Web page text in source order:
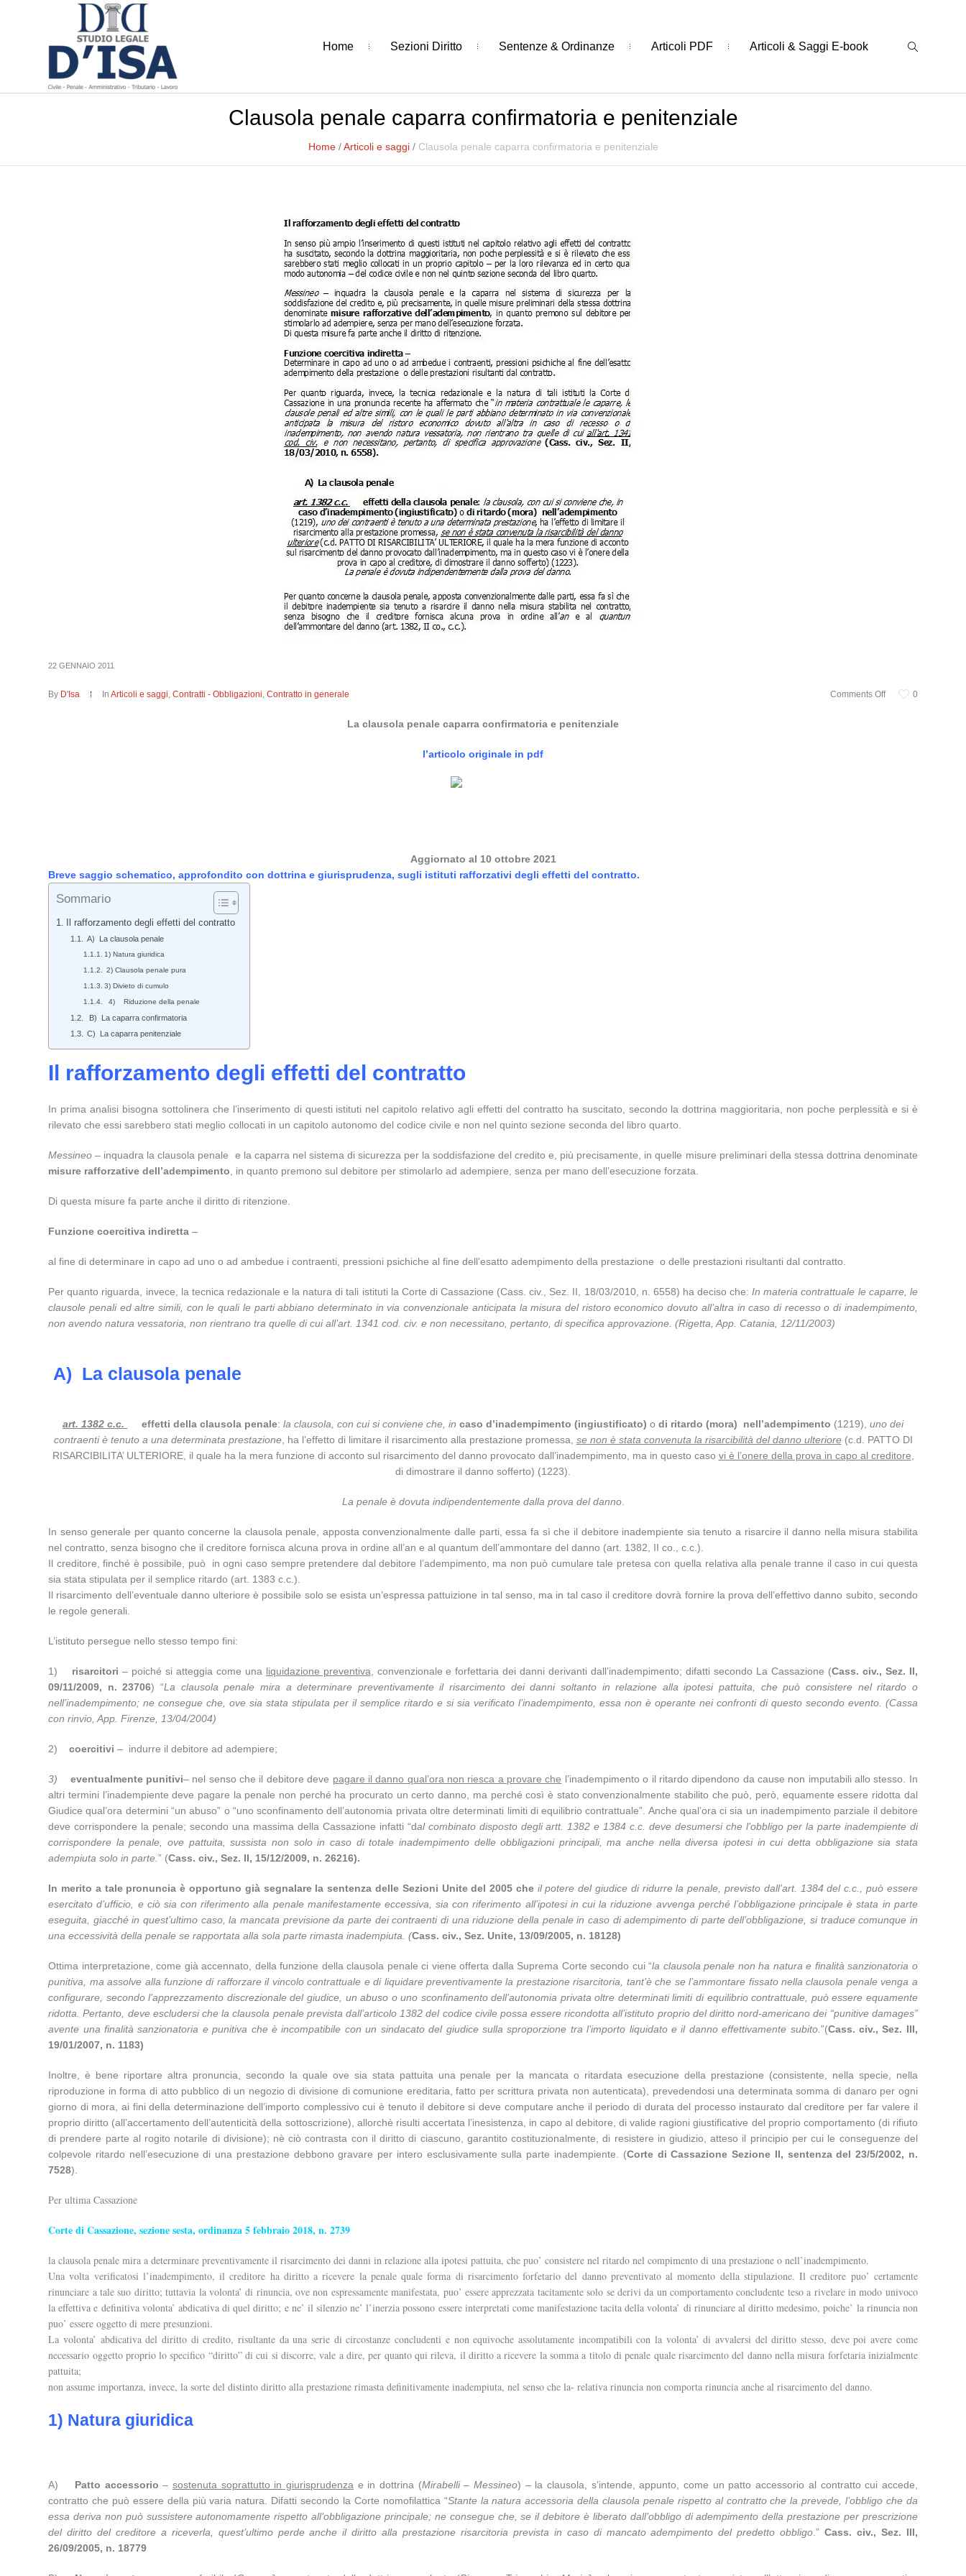
Home Sezioni Diritto Sentenze & Ordinanze Articoli PDF Articoli & Saggi E-book
Clausola penale caparra confirmatoria e penitenziale
Home /Articoli e saggi / Clausola penale caparra confirmatoria e penitenziale
22 GENNAIO 2011
Comments Off 0
By D'Isa InArticoli e saggi,Contratti - Obbligazioni,Contratto in generale
La clausola penale caparra confirmatoria e penitenziale
l’articolo originale in pdf
Aggiornato al 10 ottobre 2021
Breve saggio schematico, approfondito con dottrina e giurisprudenza, sugli istituti rafforzativi degli effetti del contratto.
Sommario
Il rafforzamento degli effetti del contratto
A) La clausola penale
1) Natura giuridica
2) Clausola penale pura
3) Divieto di cumulo
4) Riduzione della penale
B) La caparra confirmatoria
C) La caparra penitenziale
Il rafforzamento degli effetti del contratto
In prima analisi bisogna sottolinera che l’inserimento di questi istituti nel capitolo relativo agli effetti del contratto ha suscitato, secondo la dottrina maggioritaria, non poche perplessità e si è
rilevato che essi sarebbero stati meglio collocati in un capitolo autonomo del codice civile e non nel quinto sezione seconda del libro quarto.
Messineo – inquadra la clausola penale e la caparra nel sistema di sicurezza per la soddisfazione del credito e, più precisamente, in quelle misure preliminari della stessa dottrina denominate
misure rafforzative dell’adempimento , in quanto premono sul debitore per stimolarlo ad adempiere, senza per mano dell’esecuzione forzata.
Di questa misure fa parte anche il diritto di ritenzione.
Funzione coercitiva indiretta –
al fine di determinare in capo ad uno o ad ambedue i contraenti, pressioni psichiche al fine dell’esatto adempimento della prestazione o delle prestazioni risultanti dal contratto.
Per quanto riguarda, invece, la tecnica redazionale e la natura di tali istituti la Corte di Cassazione (Cass. civ., Sez. II, 18/03/2010, n. 6558) ha deciso che: In materia contrattuale le caparre, le
clausole penali ed altre simili, con le quali le parti abbiano determinato in via convenzionale anticipata la misura del ristoro economico dovuto all’altra in caso di recesso o di inadempimento,
non avendo natura vessatoria, non rientrano tra quelle di cui all’art. 1341 cod. civ. e non necessitano, pertanto, di specifica approvazione. (Rigetta, App. Catania, 12/11/2003)
A) La clausola penale
art. 1382 c.c. effetti della clausola penale: la clausola, con cui si conviene che, in caso d’inadempimento (ingiustificato) o di ritardo (mora) nell’adempimento (1219), uno dei
contraenti è tenuto a una determinata prestazione, ha l’effetto di limitare il risarcimento alla prestazione promessa, se non è stata convenuta la risarcibilità del danno ulteriore(c.d. PATTO DI
RISARCIBILITA’ ULTERIORE, il quale ha la mera funzione di acconto sul risarcimento del danno provocato dall’inadempimento, ma in questo caso vi è l’onere della prova in capo al creditore
di dimostrare il danno sofferto) (1223).
La penale è dovuta indipendentemente dalla prova del danno.
In senso generale per quanto concerne la clausola penale, apposta convenzionalmente dalle parti, essa fa sì che il debitore inadempiente sia tenuto a risarcire il danno nella misura stabilita
nel contratto, senza bisogno che il creditore fornisca alcuna prova in ordine all’an e al quantum dell’ammontare del danno (art. 1382, II co., c.c.).
Il creditore, finché è possibile, può in ogni caso sempre pretendere dal debitore l’adempimento, ma non può cumulare tale pretesa con quella relativa alla penale tranne il caso in cui questa
sia stata stipulata per il semplice ritardo (art. 1383 c.c.).
Il risarcimento dell’eventuale danno ulteriore è possibile solo se esista un’espressa pattuizione in tal senso, ma in tal caso il creditore dovrà fornire la prova dell’effettivo danno subito, secondo
le regole generali.
L’istituto persegue nello stesso tempo fini:
1) risarcitori – poiché si atteggia come una liquidazione preventiva , convenzionale e forfettaria dei danni derivanti dall’inadempimento; difatti secondo La Cassazione (Cass. civ., Sez. II,
09/11/2009, n. 23706) “La clausola penale mira a determinare preventivamente il risarcimento dei danni soltanto in relazione alla ipotesi pattuita, che può consistere nel ritardo o
nell’inadempimento; ne consegue che, ove sia stata stipulata per il semplice ritardo e si sia verificato l’inadempimento, essa non è operante nei confronti di questo secondo evento. (Cassa
con rinvio, App. Firenze, 13/04/2004)
2)coercitivi – indurre il debitore ad adempiere;
3) eventualmente punitivi– nel senso che il debitore deve pagare il danno qual’ora non riesca a provare che l’inadempimento o il ritardo dipendono da cause non imputabili allo stesso. In
altri termini l’inadempiente deve pagare la penale non perché ha procurato un certo danno, ma perché così è stato convenzionalmente stabilito che può, però, equamente essere ridotta dal
Giudice qual’ora determini “un abuso” o “uno sconfinamento dell’autonomia privata oltre determinati limiti di equilibrio contrattuale”. Anche qual’ora ci sia un inadempimento parziale il debitore
deve corrispondere la penale; secondo una massima della Cassazione infatti “dal combinato disposto degli artt. 1382 e 1384 c.c. deve desumersi che l’obbligo per la parte inadempiente di
corrispondere la penale, ove pattuita, sussista non solo in caso di totale inadempimento delle obbligazioni principali, ma anche nella diversa ipotesi in cui detta obbligazione sia stata
adempiuta solo in parte.” (Cass. civ., Sez. II, 15/12/2009, n. 26216).
In merito a tale pronuncia è opportuno già segnalare la sentenza delle Sezioni Unite del 2005 che il potere del giudice di ridurre la penale, previsto dall’art. 1384 del c.c., può essere
esercitato d’ufficio, e ciò sia con riferimento alla penale manifestamente eccessiva, sia con riferimento all’ipotesi in cui la riduzione avvenga perché l’obbligazione principale è stata in parte
eseguita, giacché in quest’ultimo caso, la mancata previsione da parte dei contraenti di una riduzione della penale in caso di adempimento di parte dell’obbligazione, si traduce comunque in
una eccessività della penale se rapportata alla sola parte rimasta inadempiuta. (Cass. civ., Sez. Unite, 13/09/2005, n. 18128)
Ottima interpretazione, come già accennato, della funzione della clausola penale ci viene offerta dalla Suprema Corte secondo cui “la clausola penale non ha natura e finalità sanzionatoria o
punitiva, ma assolve alla funzione di rafforzare il vincolo contrattuale e di liquidare preventivamente la prestazione risarcitoria, tant’è che se l’ammontare fissato nella clausola penale venga a
configurare, secondo l’apprezzamento discrezionale del giudice, un abuso o uno sconfinamento dell’autonomia privata oltre determinati limiti di equilibrio contrattuale, può essere equamente
ridotta. Pertanto, deve escludersi che la clausola penale prevista dall’articolo 1382 del codice civile possa essere ricondotta all’istituto proprio del diritto nord-americano dei “punitive damages”
avente una finalità sanzionatoria e punitiva che è incompatibile con un sindacato del giudice sulla sproporzione tra l’importo liquidato e il danno effettivamente subito. ”(Cass. civ., Sez. III,
19/01/2007, n. 1183)
Inoltre, è bene riportare altra pronuncia, secondo la quale ove sia stata pattuita una penale per la mancata o ritardata esecuzione della prestazione (consistente, nella specie, nella
riproduzione in forma di atto pubblico di un negozio di divisione di comunione ereditaria, fatto per scrittura privata non autenticata), prevedendosi una determinata somma di danaro per ogni
giorno di mora, ai fini della determinazione dell’importo complessivo cui è tenuto il debitore si deve computare anche il periodo di durata del processo instaurato dal creditore per far valere il
proprio diritto (all’accertamento dell’autenticità della sottoscrizione), allorchè risulti accertata l’inesistenza, in capo al debitore, di valide ragioni giustificative del proprio comportamento (di rifiuto
di prendere parte al rogito notarile di divisione); nè ciò contrasta con il diritto di ciascuno, garantito costituzionalmente, di resistere in giudizio, atteso il principio per cui le conseguenze del
colpevole ritardo nell’esecuzione di una prestazione debbono gravare per intero esclusivamente sulla parte inadempiente. (Corte di Cassazione Sezione II, sentenza del 23/5/2002, n.
7528).
Per ultima Cassazione
Corte di Cassazione, sezione sesta, ordinanza 5 febbraio 2018, n. 2739
la clausola penale mira a determinare preventivamente il risarcimento dei danni in relazione alla ipotesi pattuita, che puo’ consistere nel ritardo nel compimento di una prestazione o nell’inadempimento.
Una volta verificatosi l’inadempimento, il creditore ha diritto a ricevere la penale quale forma di risarcimento forfetario del danno preventivato al momento della stipulazione. Il creditore puo’ certamente
rinunciare a tale suo diritto; tuttavia la volonta’ di rinuncia, ove non espressamente manifestata, puo’ essere apprezzata tacitamente solo se derivi da un comportamento concludente teso a rivelare in modo univoco
la effettiva e definitiva volonta’ abdicativa di quel diritto; e ne’ il silenzio ne’ l’inerzia possono essere interpretati come manifestazione tacita della volonta’ di rinunciare al diritto medesimo, poiche’ la rinuncia non
puo’ essere oggetto di mere presunzioni.
La volonta’ abdicativa del diritto di credito, risultante da una serie di circostanze concludenti e non equivoche assolutamente incompatibili con la volonta’ di avvalersi del diritto stesso, deve poi avere come
necessario oggetto proprio lo specifico “diritto” di cui si discorre, vale a dire, per quanto qui rileva, il diritto a ricevere la somma a titolo di penale quale risarcimento del danno nella misura forfetaria inizialmente
pattuita;
non assume importanza, invece, la sorte del distinto diritto alla prestazione rimasta definitivamente inadempiuta, nel senso che la- relativa rinuncia non comporta rinuncia anche al risarcimento del danno.
1) Natura giuridica
A) Patto accessorio – sostenuta soprattutto in giurisprudenza e in dottrina (Mirabelli – Messineo) – la clausola, s’intende, appunto, come un patto accessorio al contratto cui accede,
contratto che può essere della più varia natura. Difatti secondo la Corte nomofilattica “Stante la natura accessoria della clausola penale rispetto al contratto che la prevede, l’obbligo che da
essa deriva non può sussistere autonomamente rispetto all’obbligazione principale; ne consegue che, se il debitore è liberato dall’obbligo di adempimento della prestazione per prescrizione
del diritto del creditore a riceverla, quest’ultimo perde anche il diritto alla prestazione risarcitoria prevista in caso di mancato adempimento del predetto obbligo .”Cass. civ., Sez. III,
26/09/2005, n. 18779